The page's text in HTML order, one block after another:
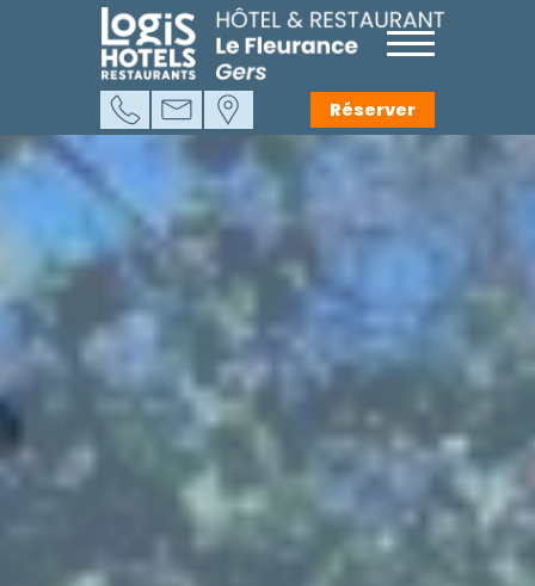
Réserver